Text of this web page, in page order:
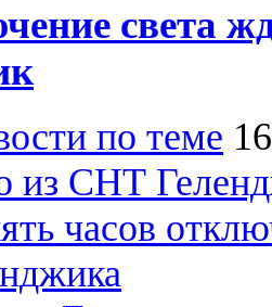
света
по теме
из СНТ
часов